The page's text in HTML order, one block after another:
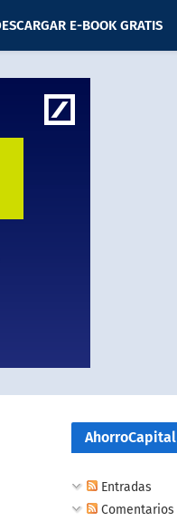
E-BOOK GRATIS
AhorroCapital
Entradas
Comentarios